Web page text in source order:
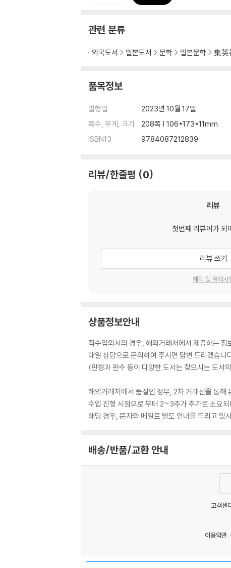
관련 분류
외국도서 일본도서 문학 일본문학 集英
품목정보
발행일
2023년 10월 17일
쪽수, 무게, 크기
208쪽 | 106*173*11mm
ISBN13
9784087212839
리뷰/한줄평 0
리뷰
첫번째 리뷰어가 되
리뷰 쓰기
혜택 및 유의사
상품정보안내
직수입외서의 경우, 해외거래처에서 제공하는
대일 상담으로 문의하여 주시면 답변 드리겠습니
(판형과 판수 등이 다양한 도서는 찾으시는 도서
해외거래처에서 품절인 경우, 2차 거래선을 통해
수입 진행 시점으로 부터 2~3주가 추가로 소요
해당 경우, 문자와 메일로 별도 안내를 드리고 있
배송/반품/교환 안내
고객
이용약관